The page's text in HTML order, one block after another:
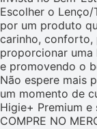
Escolher o
por um produto
carinho, conforto,
proporcionar uma
e promovendo o
Não espere mais
um momento de
Higie+ Premium
COMPRE NO